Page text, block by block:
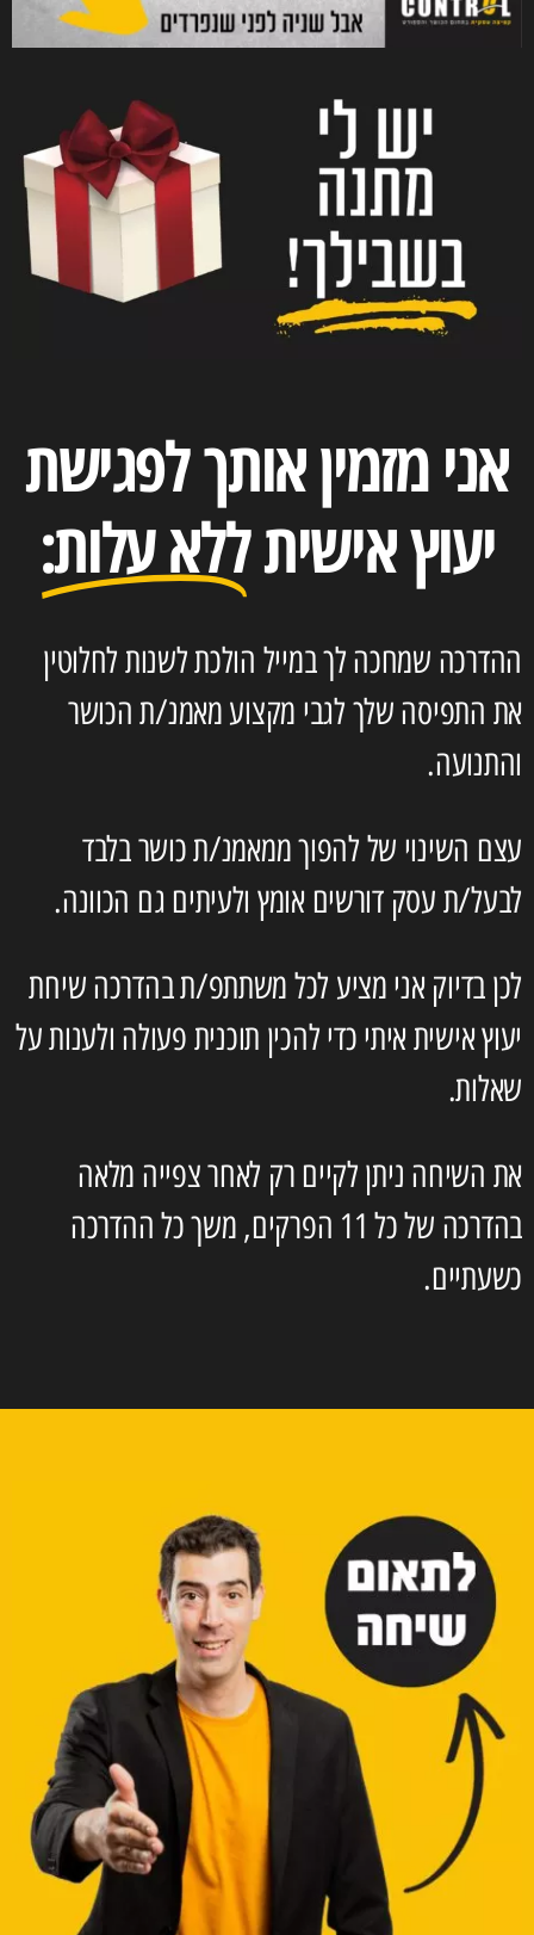
אני מזמין אותך לפגישת
יעוץ אישיתללא עלות:
ההדרכה שמחכה לך במייל הולכת לשנות לחלוטין
את התפיסה שלך לגבי מקצוע מאמנ/ת הכושר
והתנועה.
עצם השינוי של להפוך ממאמנ/ת כושר בלבד
לבעל/ת עסק דורשים אומץ ולעיתים גם הכוונה.
לכן בדיוק אני מציע לכל משתתפ/ת בהדרכה שיחת
יעוץ אישית איתי כדי להכין תוכנית פעולה ולענות על
שאלות.
את השיחה ניתן לקיים רק לאחר צפייה מלאה
בהדרכה של כל 11 הפרקים, משך כל ההדרכה
כשעתיים.